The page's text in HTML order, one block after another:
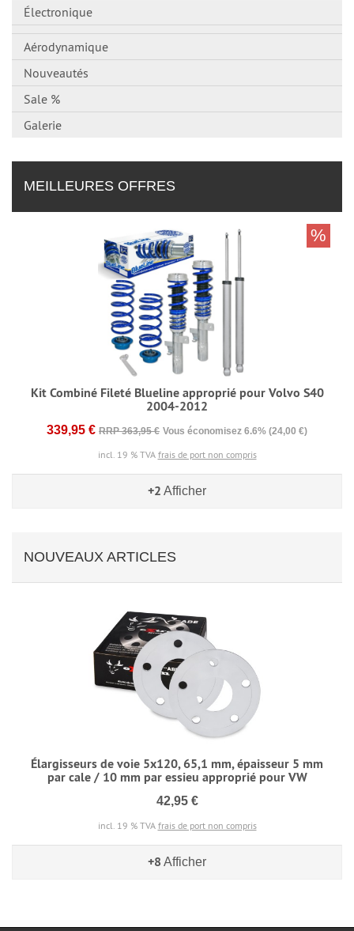
Électronique
Aérodynamique
Nouveautés
Sale %
Galerie
MEILLEURES OFFRES
Kit Combiné Fileté Blueline approprié pour Volvo S40
2004-2012
339,95 € RRP 363,95 € Vous économisez 6.6% (24,00 €)
incl. 19 % TVA frais de port non compris
%
+2 Afficher
NOUVEAUX ARTICLES
Élargisseurs de voie 5x120, 65,1 mm, épaisseur 5 mm
par cale / 10 mm par essieu approprié pour VW
42,95 €
incl. 19 % TVA frais de port non compris
+8 Afficher